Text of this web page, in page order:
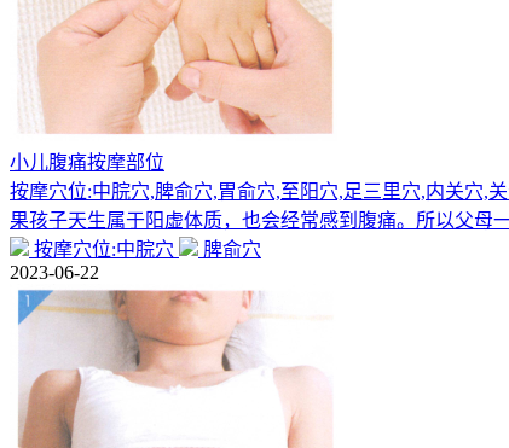
小儿腹痛按摩部位
按摩穴位:中脘穴,脾俞穴,胃俞穴,至阳穴,足三里穴,内关穴,
果孩子天生属于阳虚体质，也会经常感到腹痛。所以父母
按摩穴位:中脘穴
脾俞穴
2023-06-22